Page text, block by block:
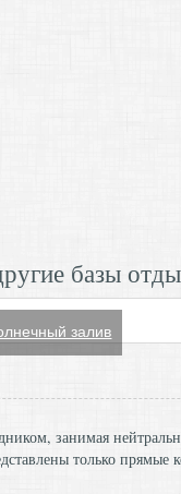
базы
залив
занимая
только прямые